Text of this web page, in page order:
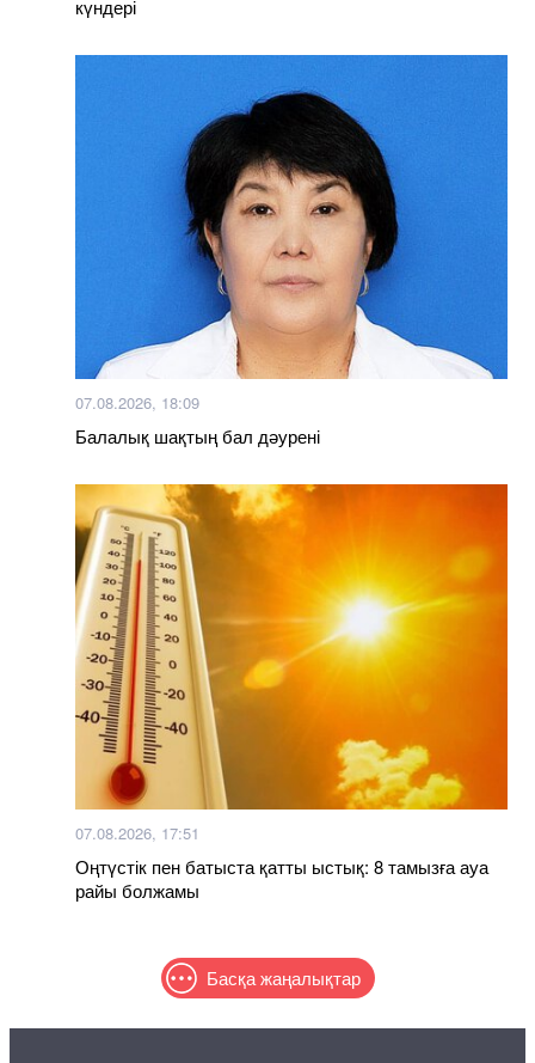
күндері
07.08.2026, 18:09
Балалық шақтың бал дәурені
07.08.2026, 17:51
Оңтүстік пен батыста қатты ыстық: 8 тамызға ауа
райы болжамы
Басқа жаңалықтар